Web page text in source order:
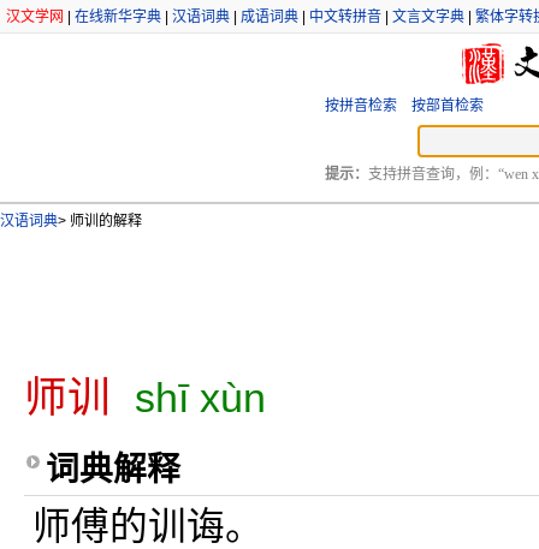
汉文学网 在线新华字典 汉语词典 成语词典 中文转拼音 文言文字典 繁体字转
按拼音检索 按部首检索
提示： 支持拼音查询，例：“wen
汉语词典> 师训的解释
师训 shī xùn
词典解释
师傅的训诲。